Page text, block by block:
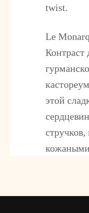
twist.
Le
Контраст
этой